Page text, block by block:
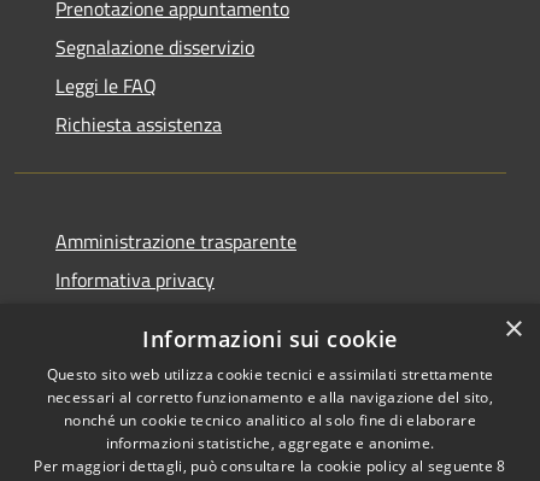
Prenotazione appuntamento
Segnalazione disservizio
Leggi le FAQ
Richiesta assistenza
Amministrazione trasparente
Informativa privacy
Dichiarazione di accessibilità
×
Informazioni sui cookie
Questo sito web utilizza cookie tecnici e assimilati strettamente
necessari al corretto funzionamento e alla navigazione del sito,
nonché un cookie tecnico analitico al solo fine di elaborare
informazioni statistiche, aggregate e anonime.
Per maggiori dettagli, può consultare la cookie policy al seguente8